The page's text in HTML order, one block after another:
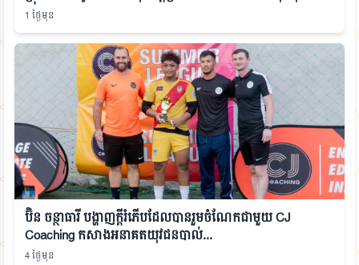
1 ថ្ងៃមុន
ប៊ិន ចន្ថាធារី បង្ហាញក្ដីរំភើបដែលបានរួមចំណែកជាមួយ CJ
Coaching កសាងអនាគតយុវជនបាល់...
4 ថ្ងៃមុន